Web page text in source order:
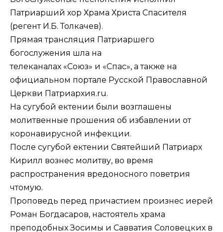
Патриарший хор Храма Христа Спасителя
(регент И.Б. Толкачев).
Прямая трансляция Патриаршего
богослужения шла на
телеканалах «Союз» и «Спас», а также на
официальном портале Русской Православной
Церкви Патриархия.ru.
На сугубой ектении были возглашены
молитвенные прошения об избавлении от
коронавирусной инфекции.
После сугубой ектении Святейший Патриарх
Кирилл вознес молитву, во время
распространения вредоносного поветрия
чтомую.
Проповедь перед причастием произнес иерей
Роман Богдасаров, настоятель храма
преподобных Зосимы и Савватия Соловецких в